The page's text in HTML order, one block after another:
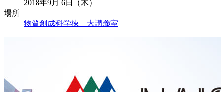
2018年9月 6日（木）
場所
物質創成科学棟 大講義室